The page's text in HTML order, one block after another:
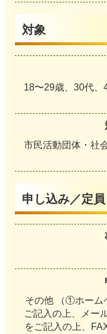
対象
18〜29歳、30代
市民活動団体・社
申し込み／定員
その他 （①ホーム
ご記入の上、メ
をご記入の上、